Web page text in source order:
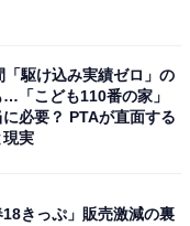
表駅として表示し
る
「駆け込み実績ゼロ」の
「こども110番の家」
に必要？ PTAが直面する
現実
18きっぷ」販売激減の裏